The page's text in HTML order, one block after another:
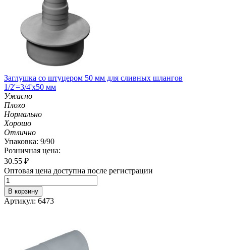
Заглушка со штуцером 50 мм для сливных шлангов
1/2'=3/4'х50 мм
Ужасно
Плохо
Нормально
Хорошо
Отлично
Упаковка: 9/90
Розничная цена:
30.55 ₽
Оптовая цена доступна после регистрации
В корзину
Артикул: 6473